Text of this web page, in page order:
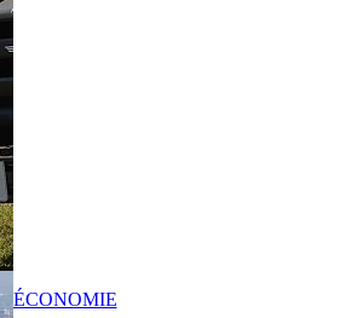
ÉCONOMIE